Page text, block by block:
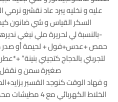
عليه و نخليه يبرد عاد نقشرو
السكر القياس و شي ضانون
-بالنسبة لي لحريرة ملي نبغي
حمص +عدس+فول + لحيمة أو صدر
لتجربتي بالدجاج كتجيني بنينة”
صغيرة سمن و نقفل عليها
و فهاد الوقت كنوجد القسبر
الخلاط